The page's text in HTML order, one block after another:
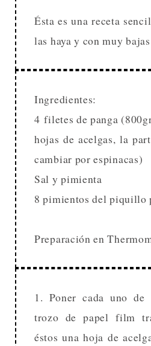
Ésta es una receta
las haya y con muy
Ingredientes:
4 filetes de panga
hojas de acelgas, la
cambiar por espinacas)
Sal y pimienta
8 pimientos del piquillo
Preparación en
1. Poner cada uno
trozo de papel film
éstos una hoja de